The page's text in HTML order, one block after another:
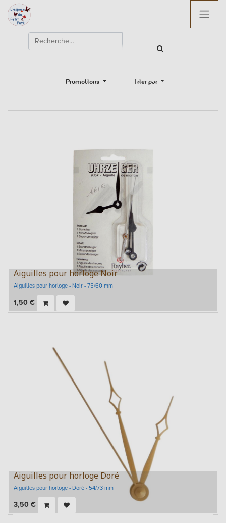
Promotions Trier par
Aiguilles pour horloge Noir
Aiguilles pour horloge - Noir - 75/60 mm
1,50 €
Aiguilles pour horloge Doré
Aiguilles pour horloge - Doré - 54/73 mm
3,50 €